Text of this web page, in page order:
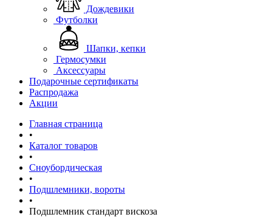
Дождевики
Футболки
Шапки, кепки
Гермосумки
Аксессуары
Подарочные сертификаты
Распродажа
Акции
Главная страница
•
Каталог товаров
•
Сноубордическая
•
Подшлемники, вороты
•
Подшлемник стандарт вискоза